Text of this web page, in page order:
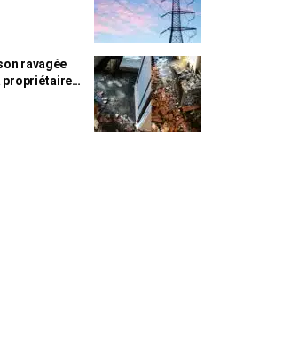
ravagée
propriétaire
SONEDE